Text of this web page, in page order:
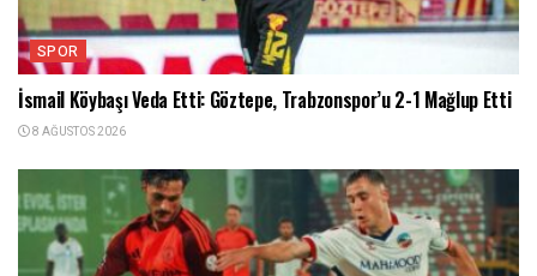
SPOR
İsmail Köybaşı Veda Etti: Göztepe, Trabzonspor’u 2-1 Mağlup Etti
8 AĞUSTOS 2026